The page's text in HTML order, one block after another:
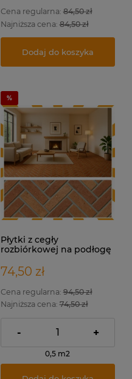
Cena regularna:84,50 zł
Najniższa cena:84,50 zł
Dodaj do koszyka
Płytki z cegły
rozbiórkowej na podłogę
74,50 zł
Cena regularna:94,50 zł
Najniższa cena:74,50 zł
- +
0,5 m2